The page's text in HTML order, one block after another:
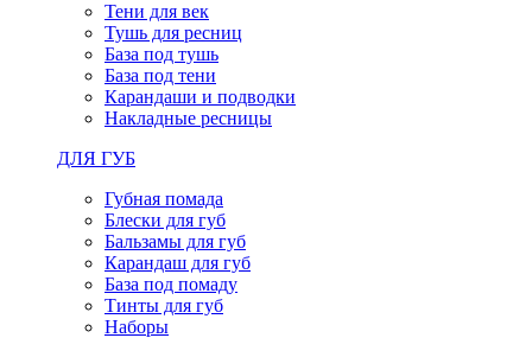
Тени для век
Тушь для ресниц
База под тушь
База под тени
Карандаши и подводки
Накладные ресницы
ДЛЯ ГУБ
Губная помада
Блески для губ
Бальзамы для губ
Карандаш для губ
База под помаду
Тинты для губ
Наборы